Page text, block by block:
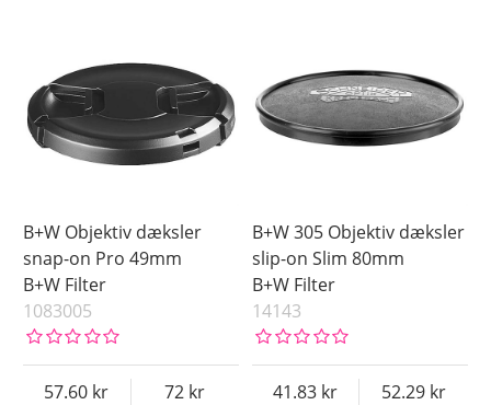
B+W Objektiv dæksler
snap-on Pro 49mm
B+W Filter
1083005
57.60
72
B+W 305 Objektiv dæksler
slip-on Slim 80mm
B+W Filter
14143
41.83
52.29